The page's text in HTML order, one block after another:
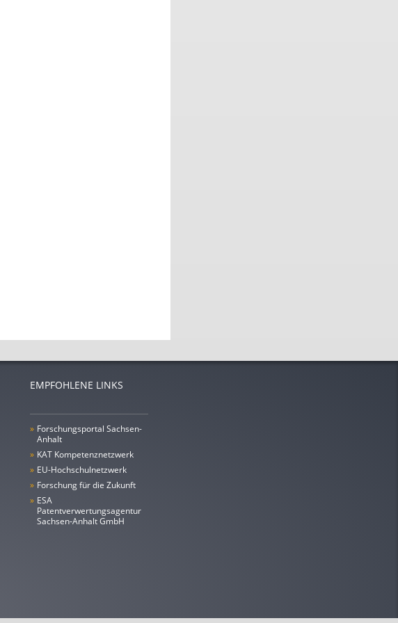
EMPFOHLENE LINKS
» Forschungsportal Sachsen-
Anhalt
» KAT Kompetenznetzwerk
» EU-Hochschulnetzwerk
» Forschung für die Zukunft
» ESA
Patentverwertungsagentur
Sachsen-Anhalt GmbH